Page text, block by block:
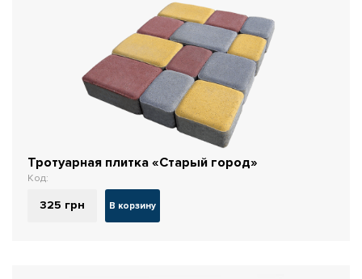
Тротуарная плитка «Старый город»
Код:
325 грн В корзину